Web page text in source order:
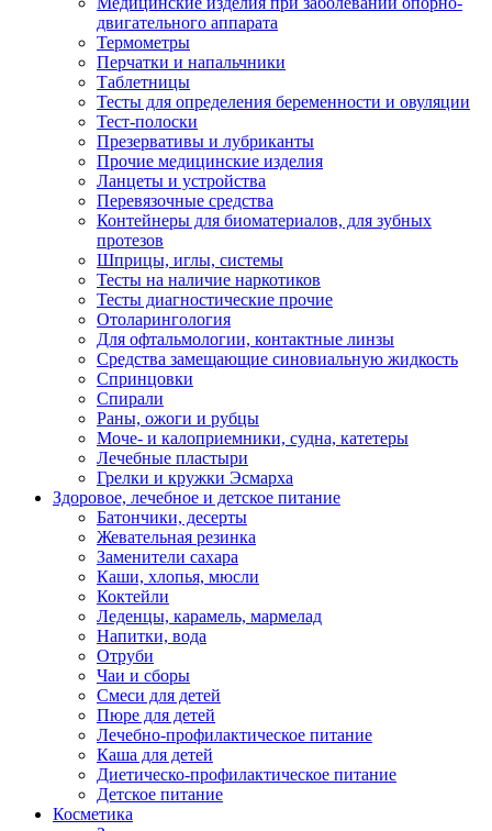
двигательного аппарата
Термометры
Перчатки и напальчники
Таблетницы
Тесты для определения беременности и овуляции
Тест-полоски
Презервативы и лубриканты
Прочие медицинские изделия
Ланцеты и устройства
Перевязочные средства
Контейнеры для биоматериалов, для зубных
протезов
Шприцы, иглы, системы
Тесты на наличие наркотиков
Тесты диагностические прочие
Отоларингология
Для офтальмологии, контактные линзы
Средства замещающие синовиальную жидкость
Спринцовки
Спирали
Раны, ожоги и рубцы
Моче- и калоприемники, судна, катетеры
Лечебные пластыри
Грелки и кружки Эсмарха
Здоровое, лечебное и детское питание
Батончики, десерты
Жевательная резинка
Заменители сахара
Каши, хлопья, мюсли
Коктейли
Леденцы, карамель, мармелад
Напитки, вода
Отруби
Чаи и сборы
Смеси для детей
Пюре для детей
Лечебно-профилактическое питание
Каша для детей
Диетическо-профилактическое питание
Детское питание
Косметика